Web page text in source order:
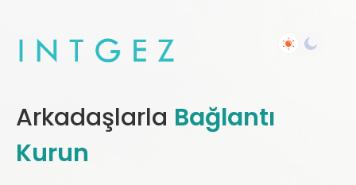
Arkadaşlarla Bağlantı
Kurun